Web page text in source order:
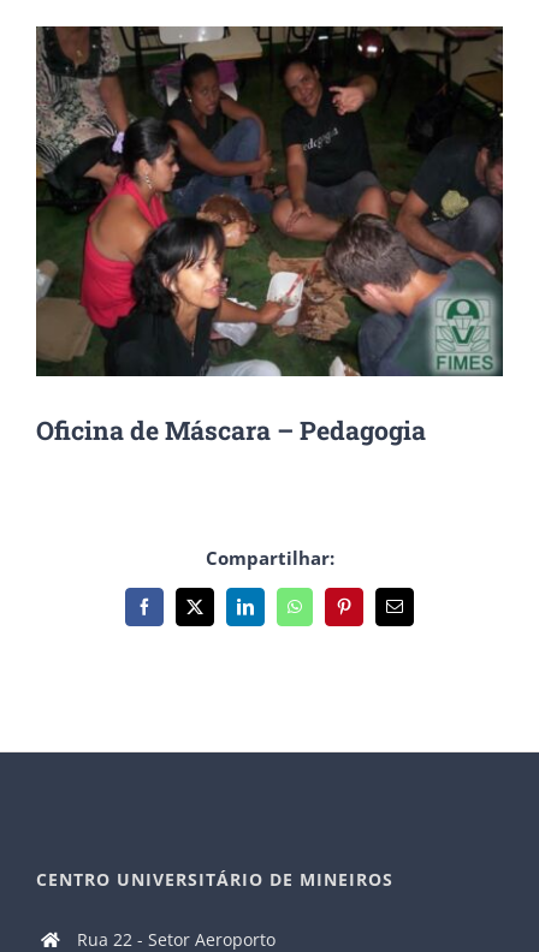
View
Larger
Image
Oficina de Máscara – Pedagogia
Compartilhar:
Facebook
X LinkedInWhatsAppPinterest
E-
mail
CENTRO UNIVERSITÁRIO DE MINEIROS
Rua 22 - Setor Aeroporto